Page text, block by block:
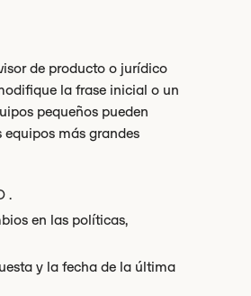
de producto o jurídico
la frase inicial o un
pequeños pueden
equipos más grandes
.
en las políticas,
y la fecha de la última